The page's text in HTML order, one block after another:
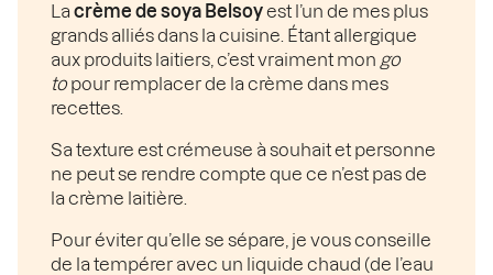
La crème de soya Belsoyest l’un de mes plus
grands alliés dans la cuisine. Étant allergique
aux produits laitiers, c’est vraiment mon go
to pour remplacer de la crème dans mes
recettes.
Sa texture est crémeuse à souhait et personne
ne peut se rendre compte que ce n’est pas de
la crème laitière.
Pour éviter qu’elle se sépare, je vous conseille
de la tempérer avec un liquide chaud (de l’eau